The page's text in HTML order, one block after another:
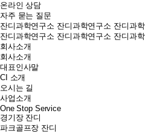
온라인 상담
자주 묻는 질문
잔디과학연구소 잔디과학연구소 잔디과
잔디과학연구소 잔디과학연구소 잔디과
회사소개
회사소개
대표인사말
CI 소개
오시는 길
사업소개
One Stop Service
경기장 잔디
파크골프장 잔디